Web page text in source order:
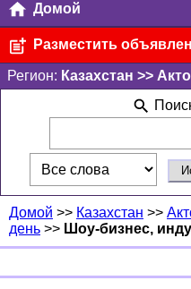
Домой
Разместить
Регион: Казахстан >>
Домой >> Казахстан >>
день >> Шоу-бизнес,